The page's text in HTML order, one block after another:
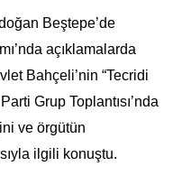
Beştepe’de
açıklamalarda
Bahçeli’nin “Tecridi
Grup Toplantısı’nda
ve örgütün
ilgili konuştu.